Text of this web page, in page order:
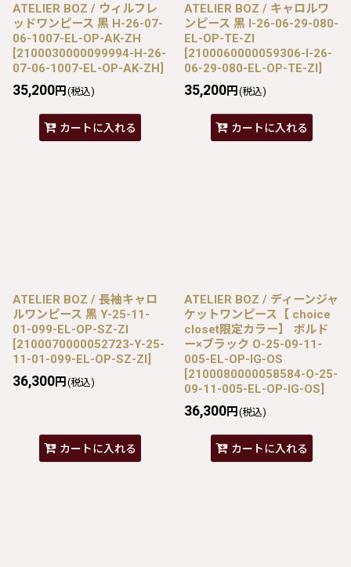
ATELIER BOZ / ウィルフレ
ッドワンピース 黒 H-26-07-
06-1007-EL-OP-AK-ZH
[2100030000099994-H-26-
07-06-1007-EL-OP-AK-ZH]
35,200円 (税込)
カートに入れる
ATELIER BOZ / キャロルワ
ンピース 黒 I-26-06-29-080-
EL-OP-TE-ZI
[2100060000059306-I-26-
06-29-080-EL-OP-TE-ZI]
35,200円 (税込)
カートに入れる
ATELIER BOZ / 長袖キャロ
ルワンピース 黒 Y-25-11-
01-099-EL-OP-SZ-ZI
[2100070000052723-Y-25-
11-01-099-EL-OP-SZ-ZI]
36,300円 (税込)
カートに入れる
ATELIER BOZ / ディーンジャ
ケットワンピース【 choice
closet限定カラー】 ボルド
ー×ブラック O-25-09-11-
005-EL-OP-IG-OS
[2100080000058584-O-25-
09-11-005-EL-OP-IG-OS]
36,300円 (税込)
カートに入れる